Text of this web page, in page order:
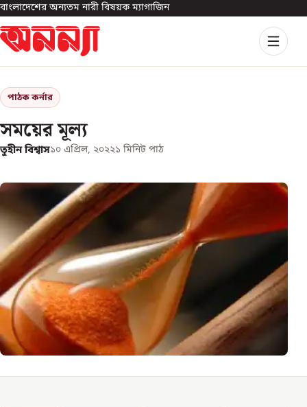
বাংলাদেশের অন্যতম নারী বিষয়ক ম্যাগাজিন
পাঠক কর্নার
সময়ের মূল্য
তুহীন বিশ্বাস১০ এপ্রিল, ২০২২১ মিনিট পাঠ